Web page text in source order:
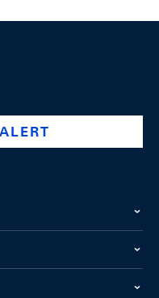
swiss-national-
@swissnationalbank